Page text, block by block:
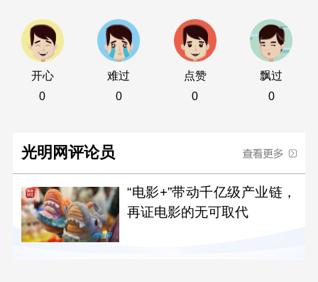
开心
0
难过
0
点赞
0
飘过
0
光明网评论员
“电影+”带动千亿级产业链，
再证电影的无可取代